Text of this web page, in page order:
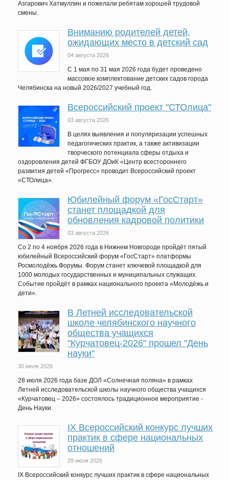
Азгарович Хатмуллин и пожелали ребятам хорошей трудовой
смены.
Вниманию родителей детей,
ожидающих место в детский сад
04 августа 2026
C 1 мая по 31 мая 2026 года будет проведено
массовое комплектование детских садов города
Челябинска на новый 2026/2027 учебный год.
Всероссийский проект "СТОлица"
03 августа 2026
В целях выявления и популяризации успешных
педагогических практик, а также активизации
творческого потенциала сферы отдыха и
оздоровления детей ФГБОУ ДОиК «Центр всестороннего
развития детей «Прогресс» проводит Всероссийский проект
«СТОлица».
Юбилейный форум «ГосСтарт»
станет площадкой для
обновления кадровой политики
03 августа 2026
Со 2 по 4 ноября 2026 года в Нижнем Новгороде пройдёт пятый
юбилейный Всероссийский форум «ГосСтарт» платформы
Росмолодёжь.Форумы. Форум станет ключевой площадкой для
1000 молодых государственных и муниципальных служащих.
Событие пройдёт в рамках национального проекта «Молодёжь и
дети».
В Летней исследовательской
школе челябинского научного
общества учащихся
"Курчатовец-2026" прошел "День
науки"
30 июля 2026
28 июля 2026 года базе ДОЛ «Солнечная поляна» в рамках
Летней исследовательской школы научного общества учащихся
«Курчатовец – 2026» состоялось традиционное мероприятие -
День Науки.
IХ Всероссийский конкурс лучших
практик в сфере национальных
отношений
29 июля 2026
IX Всероссийский конкурс лучших практик в сфере национальных